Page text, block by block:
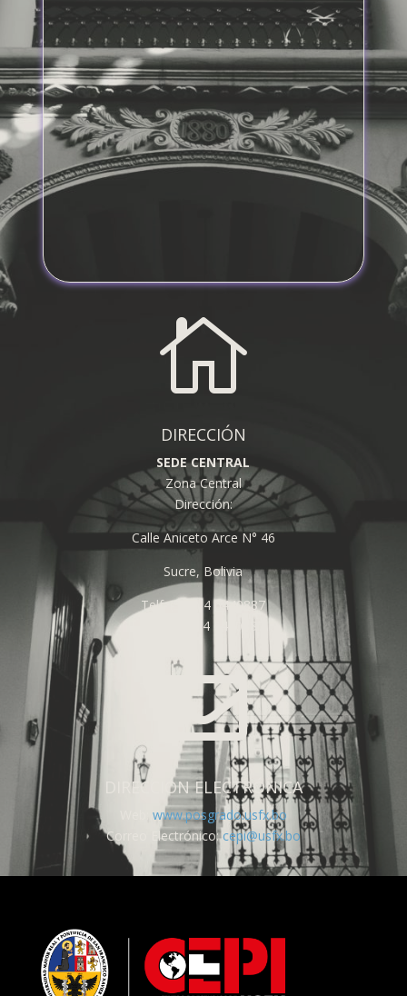

DIRECCIÓN
SEDE CENTRAL
Zona Central
Dirección:
Calle Aniceto Arce N° 46
Sucre, Bolivia
Telf: (591) 4 6440887
Fax: (591) 4 6440887

DIRECCIÓN ELECTRÓNICA
www.posgrado.usfx.bo
Correo Electrónico: cepi@usfx.bo